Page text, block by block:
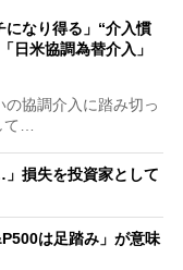
になり得る」“介入慣
日米協調為替介入」
協調介入に踏み切っ
…
」損失を投資家として
は足踏み」が意味